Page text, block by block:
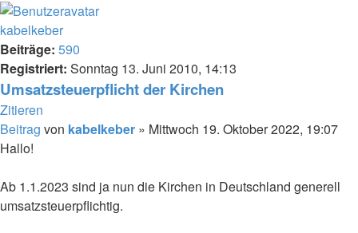
kabelkeber
Beiträge: 590
Registriert: Sonntag 13. Juni 2010, 14:13
Umsatzsteuerpflicht der Kirchen
Zitieren
Beitrag von kabelkeber » Mittwoch 19. Oktober 2022, 19:07
Hallo!
Ab 1.1.2023 sind ja nun die Kirchen in Deutschland generell
umsatzsteuerpflichtig.